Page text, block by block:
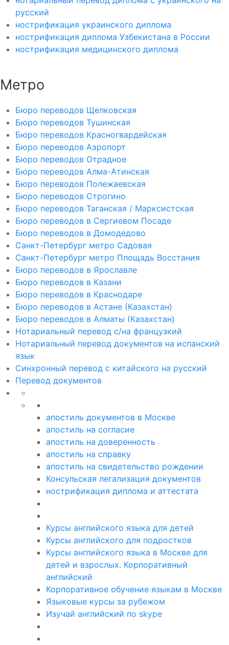
русский
нострификация украинского диплома
нострификация диплома Узбекистана в России
нострификация медицинского диплома
Метро
Бюро переводов Щелковская
Бюро переводов Тушинская
Бюро переводов Красногвардейская
Бюро переводов Аэропорт
Бюро переводов Отрадное
Бюро переводов Алма-Атинская
Бюро переводов Полежаевская
Бюро переводов Строгино
Бюро переводов Таганская / Марксистская
Бюро переводов в Сергиевом Посаде
Бюро переводов в Домодедово
Санкт-Петербург метро Садовая
Санкт-Петербург метро Площадь Восстания
Бюро переводов в Ярославле
Бюро переводов в Казани
Бюро переводов в Краснодаре
Бюро переводов в Астане (Казахстан)
Бюро переводов в Алматы (Казахстан)
Нотариальный перевод с/на французкий
Нотариальный перевод документов на испанский
язык
Синхронный перевод с китайского на русский
Перевод документов
апостиль документов в Москве
апостиль на согласие
апостиль на доверенность
апостиль на справку
апостиль на свидетельство рождении
Консульская легализация документов
нострификация диплома и аттестата
Курcы английского языка для детей
Курcы английского для подростков
Курсы английского языка в Москве для
детей и взрослых. Корпоративный
английский
Корпоративное обучение языкам в Москве
Языковые курсы за рубежом
Изучай английский по skype